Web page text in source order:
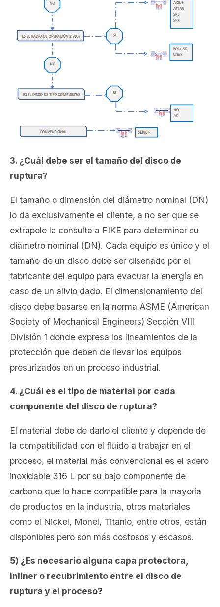
3. ¿Cuál debe ser el tamaño del disco de
ruptura?
El tamaño o dimensión del diámetro nominal (DN)
lo da exclusivamente el cliente, a no ser que se
extrapole la consulta a FIKE para determinar su
diámetro nominal (DN). Cada equipo es único y el
tamaño de un disco debe ser diseñado por el
fabricante del equipo para evacuar la energía en
caso de un alivio dado. El dimensionamiento del
disco debe basarse en la norma ASME (American
Society of Mechanical Engineers) Sección VIII
División 1 donde expresa los lineamientos de la
protección que deben de llevar los equipos
presurizados en un proceso industrial.
4. ¿Cuál es el tipo de material por cada
componente del disco de ruptura?
El material debe de darlo el cliente y depende de
la compatibilidad con el fluido a trabajar en el
proceso, el material más convencional es el acero
inoxidable 316 L por su bajo componente de
carbono que lo hace compatible para la mayoría
de productos en la industria, otros materiales
como el Nickel, Monel, Titanio, entre otros, están
disponibles pero son más costosos y escasos.
5) ¿Es necesario alguna capa protectora,
inliner o recubrimiento entre el disco de
ruptura y el proceso?